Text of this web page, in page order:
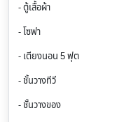
- ตู้เสื้อผ้า
- โซฟา
- เตียงนอน 5 ฟุต
- ชั้นวางทีวี
- ชั้นวางของ